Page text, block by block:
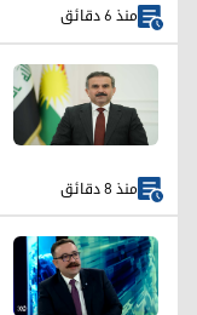
منذ 6 دقائق
منذ 8 دقائق